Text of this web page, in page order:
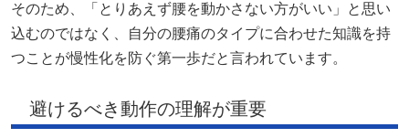
そのため、「とりあえず腰を動かさない方がいい」と思い
込むのではなく、自分の腰痛のタイプに合わせた知識を持
つことが慢性化を防ぐ第一歩だと言われています。
避けるべき動作の理解が重要